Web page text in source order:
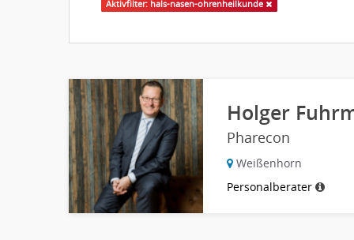
Aktivfilter: hals-nasen-ohrenheilkunde
Holger
Pharecon
Weißenhorn
Personalberater